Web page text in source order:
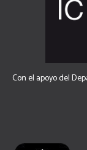
Con el apoyo del